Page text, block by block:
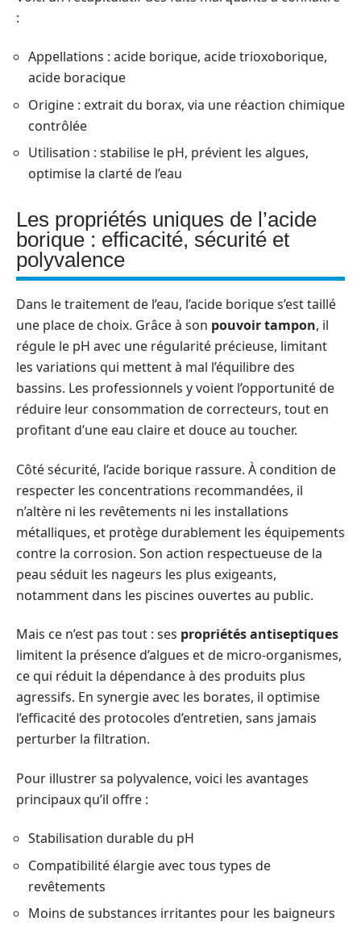
:
Appellations : acide borique, acide trioxoborique,
acide boracique
Origine : extrait du borax, via une réaction chimique
contrôlée
Utilisation : stabilise le pH, prévient les algues,
optimise la clarté de l’eau
Les propriétés uniques de l’acide
borique : efficacité, sécurité et
polyvalence
Dans le traitement de l’eau, l’acide borique s’est taillé
une place de choix. Grâce à son pouvoir tampon, il
régule le pH avec une régularité précieuse, limitant
les variations qui mettent à mal l’équilibre des
bassins. Les professionnels y voient l’opportunité de
réduire leur consommation de correcteurs, tout en
profitant d’une eau claire et douce au toucher.
Côté sécurité, l’acide borique rassure. À condition de
respecter les concentrations recommandées, il
n’altère ni les revêtements ni les installations
métalliques, et protège durablement les équipements
contre la corrosion. Son action respectueuse de la
peau séduit les nageurs les plus exigeants,
notamment dans les piscines ouvertes au public.
Mais ce n’est pas tout : ses propriétés antiseptiques
limitent la présence d’algues et de micro-organismes,
ce qui réduit la dépendance à des produits plus
agressifs. En synergie avec les borates, il optimise
l’efficacité des protocoles d’entretien, sans jamais
perturber la filtration.
Pour illustrer sa polyvalence, voici les avantages
principaux qu’il offre :
Stabilisation durable du pH
Compatibilité élargie avec tous types de
revêtements
Moins de substances irritantes pour les baigneurs